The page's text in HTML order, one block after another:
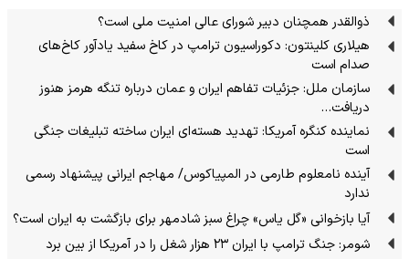
ذوالقدر همچنان دبیر شورای ‌عالی امنیت ملی است؟
هیلاری کلینتون: دکوراسیون ترامپ در کاخ سفید یادآور کاخ‌های
صدام است
سازمان ملل: جزئیات تفاهم ایران و عمان درباره تنگه هرمز هنوز
دریافت…
نماینده کنگره آمریکا: تهدید هسته‌ای ایران ساخته تبلیغات جنگی
است
آینده نامعلوم طارمی در المپیاکوس/ مهاجم ایرانی پیشنهاد رسمی
ندارد
آیا بازخوانی «گل یاس» چراغ سبز شادمهر برای بازگشت به ایران است؟
شومر: جنگ ترامپ با ایران ۲۳ هزار شغل را در آمریکا از بین برد